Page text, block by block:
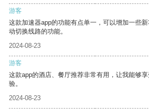
游客
这款加速器app的功能有点单一，可以增加一些
动切换线路的功能。
2024-08-23
游客
这款app的酒店、餐厅推荐非常有用，让我能够
验。
2024-08-23